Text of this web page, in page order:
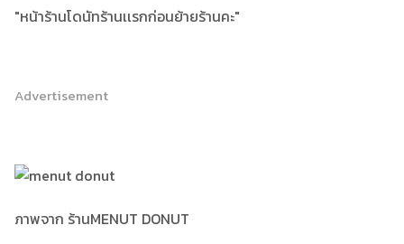
"หน้าร้านโดนัทร้านเเรกก่อนย้ายร้านคะ"
Advertisement
ภาพจาก ร้านMENUT DONUT